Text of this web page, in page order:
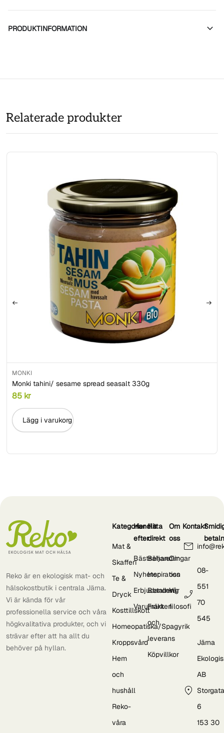
PRODUKTINFORMATION
Relaterade produkter
MONKI
Monki tahini/ sesame spread seasalt 330g
85 kr
Lägg i varukorg
Reko är en ekologisk mat- och
hälsokostbutik i centrala Järna.
Vi är kända för vår
professionella service och våra
högkvalitativa produkter, och vi
strävar efter att ha allt du
behöver på hyllan.
Kategorier
Mat &
Skafferi
Te &
Dryck
Kosttillskott
Homeopatiska/Spagyrik
Kroppsvård
Hem
och
hushåll
Reko-
våra
Handla
efter
Bästsäljare
Nyheter
Erbjudanden
Varumärken
Hitta
direkt
Behandlingar
Inspiration
Betalning
Frakt
och
leverans
Köpvillkor
Om
oss
Om
oss
Vår
filosofi
Kontakt
08-
551
70
545
Järna
AB
6
153 30